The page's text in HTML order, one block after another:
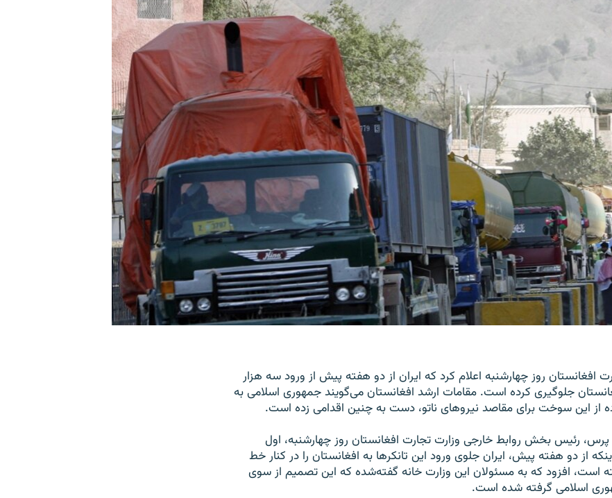
افغانستان روز چهارشنبه اعلام کرد که ایران از دو هفته پیش از ورود سه هزار
جلوگیری کرده است. مقامات ارشد افغانستان می‌گویند جمهوری اسلامی به
از این سوخت برای مقاصد نیروهای ناتو، دست به چنین اقدامی زده است.
رئیس بخش روابط خارجی وزارت تجارت افغانستان روز چهارشنبه، اول
از دو هفته پیش، ایران جلوی ورود این تانکرها به افغانستان را در کنار خط
است، افزود که به مسئولان این وزارت خانه گفته‌شده که این تصمیم از سوی
اسلامی گرفته شده است.